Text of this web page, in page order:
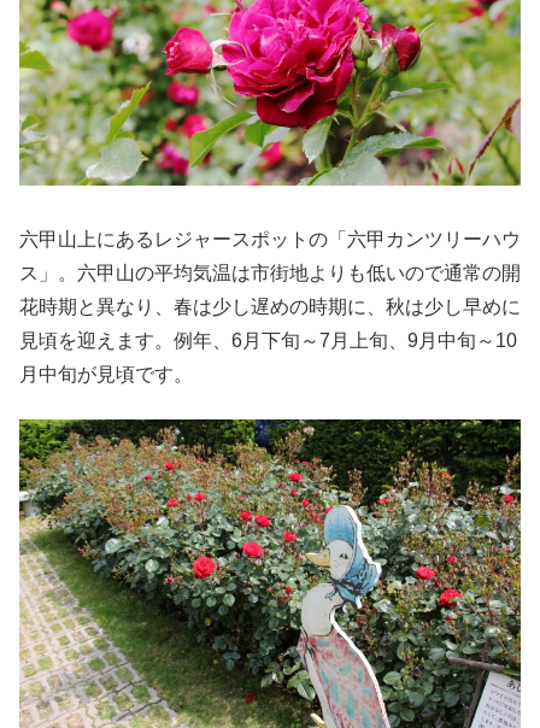
六甲山上にあるレジャースポットの「六甲カンツリーハウ
ス」。六甲山の平均気温は市街地よりも低いので通常の開
花時期と異なり、春は少し遅めの時期に、秋は少し早めに
見頃を迎えます。例年、6月下旬～7月上旬、9月中旬～10
月中旬が見頃です。